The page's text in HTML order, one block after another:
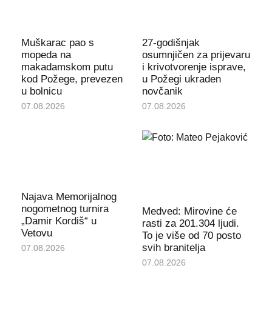
Muškarac pao s
mopeda na
makadamskom putu
kod Požege, prevezen
u bolnicu
07.08.2026
27-godišnjak
osumnjičen za prijevaru
i krivotvorenje isprave,
u Požegi ukraden
novčanik
07.08.2026
Najava Memorijalnog
nogometnog turnira
„Damir Kordiš“ u
Vetovu
07.08.2026
Medved: Mirovine će
rasti za 201.304 ljudi.
To je više od 70 posto
svih branitelja
07.08.2026